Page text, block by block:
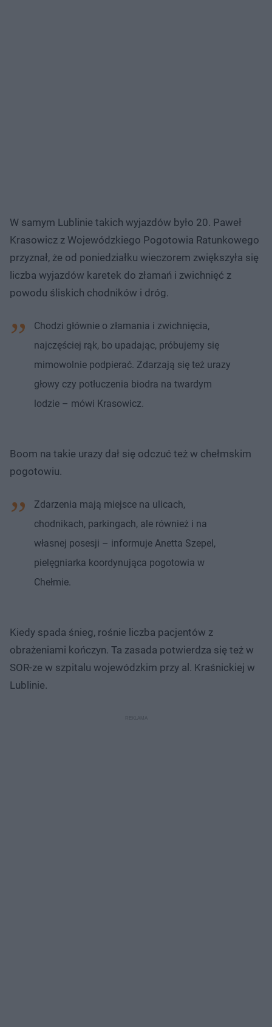
W samym Lublinie takich wyjazdów było 20. Paweł
Krasowicz z Wojewódzkiego Pogotowia Ratunkowego
przyznał, że od poniedziałku wieczorem zwiększyła się
liczba wyjazdów karetek do złamań i zwichnięć z
powodu śliskich chodników i dróg.
Chodzi głównie o złamania i zwichnięcia,
najczęściej rąk, bo upadając, próbujemy się
mimowolnie podpierać. Zdarzają się też urazy
głowy czy potłuczenia biodra na twardym
lodzie – mówi Krasowicz.
Boom na takie urazy dał się odczuć też w chełmskim
pogotowiu.
Zdarzenia mają miejsce na ulicach,
chodnikach, parkingach, ale również i na
własnej posesji – informuje Anetta Szepel,
pielęgniarka koordynująca pogotowia w
Chełmie.
Kiedy spada śnieg, rośnie liczba pacjentów z
obrażeniami kończyn. Ta zasada potwierdza się też w
SOR-ze w szpitalu wojewódzkim przy al. Kraśnickiej w
Lublinie.